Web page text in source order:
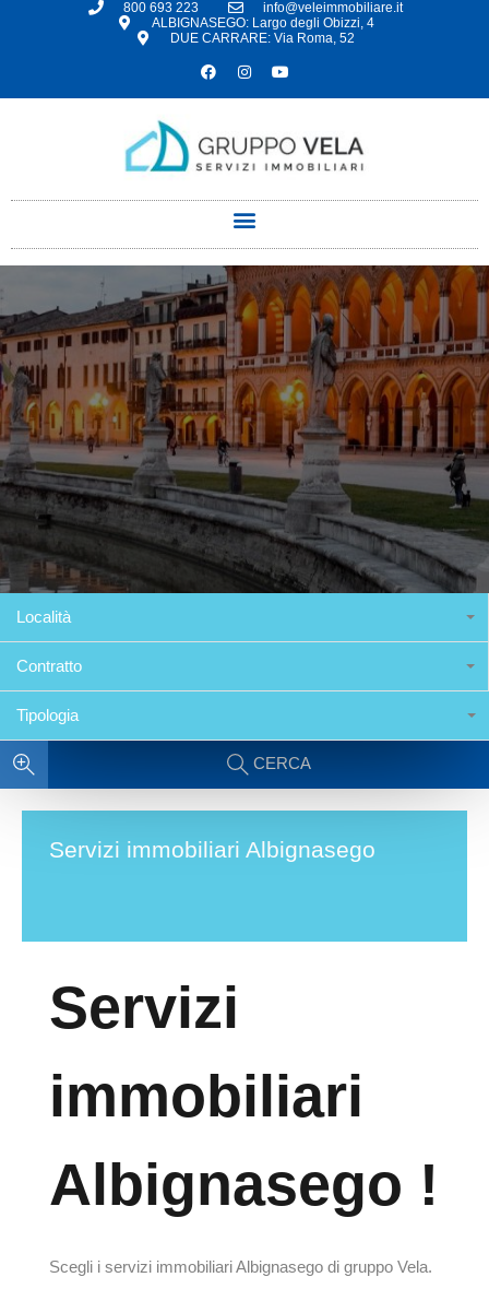
800 693 223
info@veleimmobiliare.it
ALBIGNASEGO: Largo degli Obizzi, 4
DUE CARRARE: Via Roma, 52
Località
Contratto
Tipologia
CERCA
Servizi immobiliari Albignasego
Servizi
immobiliari
Albignasego !
Scegli i servizi immobiliari Albignasego di gruppo Vela.